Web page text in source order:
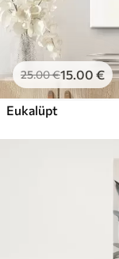
25.00€15.00 €
Eukalüpt